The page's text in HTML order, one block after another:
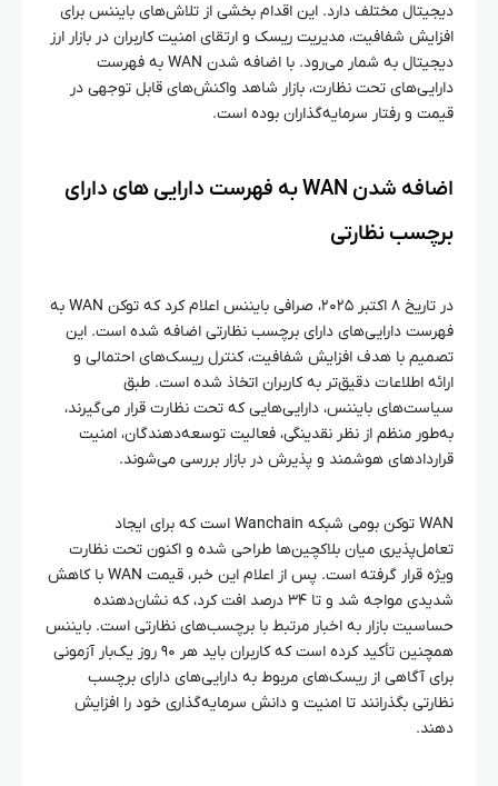
دیجیتال مختلف دارد. این اقدام بخشی از تلاش‌های بایننس برای
افزایش شفافیت، مدیریت ریسک و ارتقای امنیت کاربران در بازار ارز
دیجیتال به شمار می‌رود. با اضافه شدن WAN به فهرست
دارایی‌های تحت نظارت، بازار شاهد واکنش‌های قابل توجهی در
قیمت و رفتار سرمایه‌گذاران بوده است.
اضافه شدن WAN به فهرست دارایی‌ های دارای
برچسب نظارتی
در تاریخ ۸ اکتبر ۲۰۲۵، صرافی بایننس اعلام کرد که توکن WAN به
فهرست دارایی‌های دارای برچسب نظارتی اضافه شده است. این
تصمیم با هدف افزایش شفافیت، کنترل ریسک‌های احتمالی و
ارائه اطلاعات دقیق‌تر به کاربران اتخاذ شده است. طبق
سیاست‌های بایننس، دارایی‌هایی که تحت نظارت قرار می‌گیرند،
به‌طور منظم از نظر نقدینگی، فعالیت توسعه‌دهندگان، امنیت
قراردادهای هوشمند و پذیرش در بازار بررسی می‌شوند.
WAN توکن بومی شبکه Wanchain است که برای ایجاد
تعامل‌پذیری میان بلاکچین‌ها طراحی شده و اکنون تحت نظارت
ویژه قرار گرفته است. پس از اعلام این خبر، قیمت WAN با کاهش
شدیدی مواجه شد و تا ۳۴ درصد افت کرد، که نشان‌دهنده
حساسیت بازار به اخبار مرتبط با برچسب‌های نظارتی است. بایننس
همچنین تأکید کرده است که کاربران باید هر ۹۰ روز یک‌بار آزمونی
برای آگاهی از ریسک‌های مربوط به دارایی‌های دارای برچسب
نظارتی بگذرانند تا امنیت و دانش سرمایه‌گذاری خود را افزایش
دهند.